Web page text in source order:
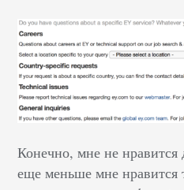
Конечно, мне не
еще меньше мне нравится